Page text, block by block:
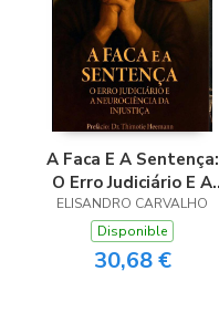
A Faca E A Sentença:
O Erro Judiciário E A
Neurociência Da
Injustiça
ELISANDRO CARVALHO
Disponible
30,68 €